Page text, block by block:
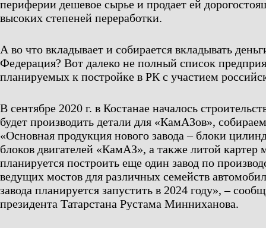
периферии дешевое сырье и продает ей
высоких степеней переработки.
А во что вкладывает и собирается вкладывать
Федерация? Вот далеко не полный список
планируемых к постройке в РК с участием
В сентябре 2020 г. в Костанае началось
будет производить детали для «КамАЗов»,
«Основная продукция нового завода – блоки
блоков двигателей «КамАЗ», а также литой картер
планируется построить еще один завод по
ведущих мостов для различных семейств
завода планируется запустить в 2024 году», –
президента Татарстана Рустама Минниханова.